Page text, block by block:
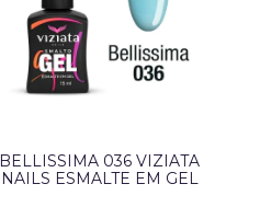
BELLISSIMA 036 VIZIATA
NAILS ESMALTE EM GEL